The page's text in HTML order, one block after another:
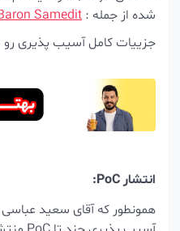
شده از جمله :
،Baron Samedit
جزییات کامل آسیب پذیری رو
انتشار PoC:
همونطور که آقای سعید عباسی